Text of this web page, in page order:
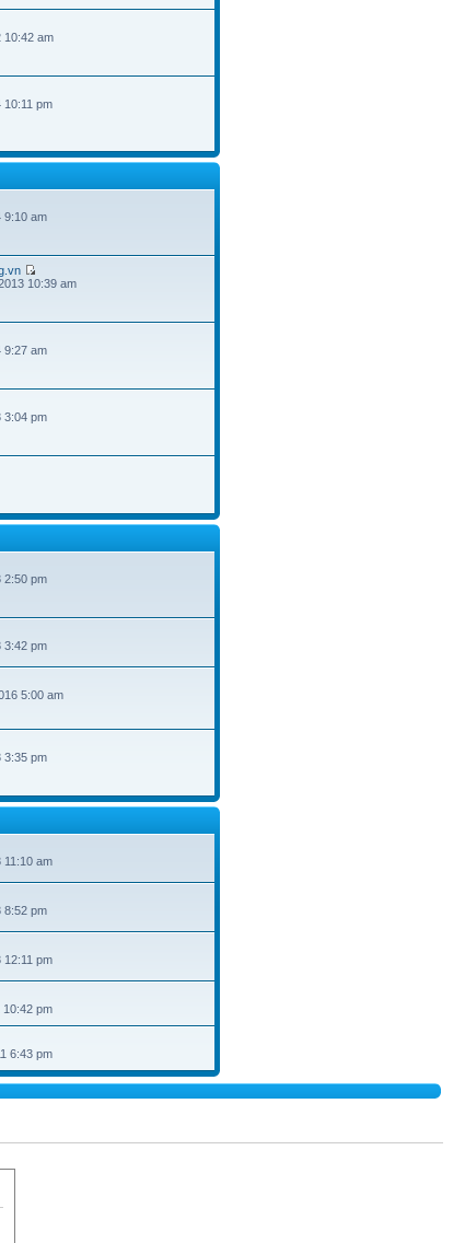
10:42 am
10:11 pm
9:10 am
10:39 am
9:27 am
3:04 pm
2:50 pm
3:42 pm
5:00 am
3:35 pm
11:10 am
8:52 pm
12:11 pm
10:42 pm
6:43 pm